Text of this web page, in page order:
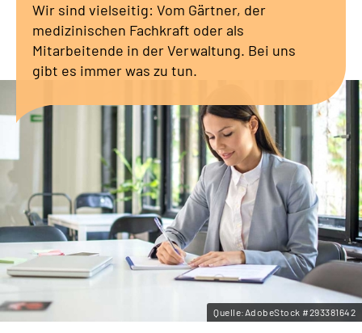
Karriere
Zuweisende &
Leichte Sprache
Gebärdensprache
Wir sind vielseitig: Vom Gärtner, der
medizinischen Fachkraft oder als
Mitarbeitende in der Verwaltung. Bei uns
gibt es immer was zu tun.
Quelle:AdobeStock #293381642